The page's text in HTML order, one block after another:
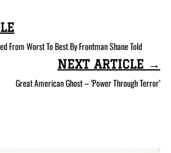
From Worst To Best By Frontman Shane Told
NEXT ARTICLE →
Great American Ghost – ‘Power Through Terror’